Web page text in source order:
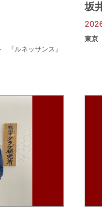
『ルネッサンス』
坂
東京